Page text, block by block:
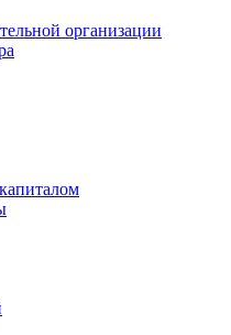
организации